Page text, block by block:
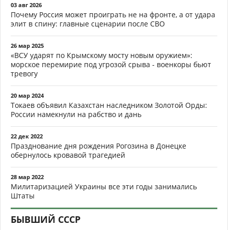
03 авг 2026
Почему Россия может проиграть не на фронте, а от удара
элит в спину: главные сценарии после СВО
26 мар 2025
«ВСУ ударят по Крымскому мосту новым оружием»:
морское перемирие под угрозой срыва - военкоры бьют
тревогу
20 мар 2024
Токаев объявил Казахстан наследником Золотой Орды:
России намекнули на рабство и дань
22 дек 2022
Празднование дня рождения Рогозина в Донецке
обернулось кровавой трагедией
28 мар 2022
Милитаризацией Украины все эти годы занимались
Штаты
БЫВШИЙ СССР